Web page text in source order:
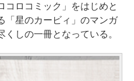
ロコミック」をはじめと
「星のカービィ」のマンガ
しの一冊となっている。